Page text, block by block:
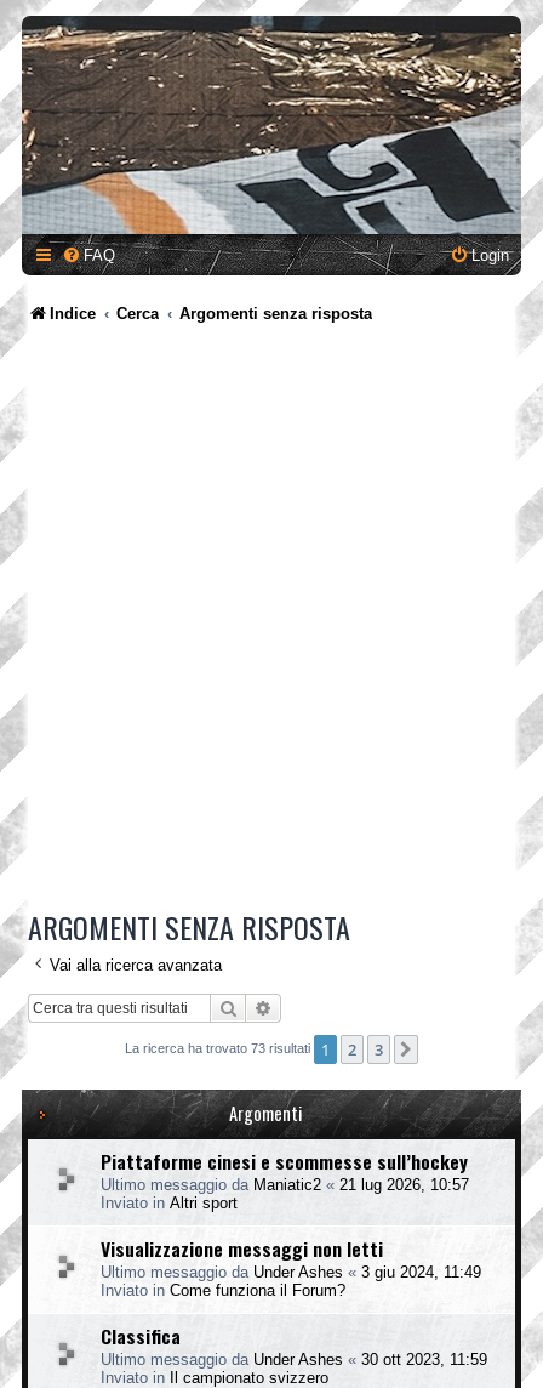
FAQ Login
Indice Cerca Argomenti senza risposta
ARGOMENTI SENZA RISPOSTA
Vai alla ricerca avanzata
Cerca
La ricerca ha trovato 73 risultati 1 2 3
Argomenti
Piattaforme cinesi e scommesse sull’hockey
Ultimo messaggio da Maniatic2 « 21 lug 2026, 10:57
Inviato in Altri sport
Visualizzazione messaggi non letti
Ultimo messaggio da Under Ashes « 3 giu 2024, 11:49
Inviato in Come funziona il Forum?
Classifica
Ultimo messaggio da Under Ashes « 30 ott 2023, 11:59
Inviato in
Il campionato svizzero